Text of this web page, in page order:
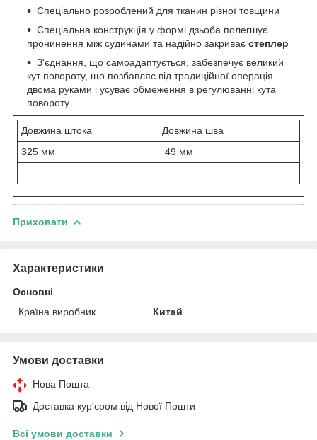
Спеціально розроблений для тканин різної товщини
Спеціальна конструкція у формі дзьоба полегшує
пронинення між судинами та надійно закриває степлер
З'єднання, що самоадаптується, забезпечує великий
кут повороту, що позбавляє від традиційної операція
двома руками і усуває обмеження в регулюванні кута
повороту.
Довжина штока
Довжина шва
325 мм
49 мм
Приховати
Характеристики
Основні
Країна виробник
Китай
Умови доставки
Нова Пошта
Доставка кур'єром від Нової Пошти
Всі умови доставки